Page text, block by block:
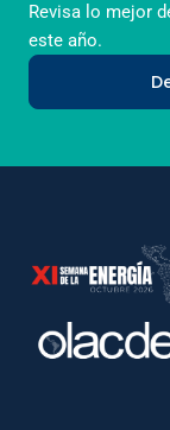
Revisa lo mejor
este año.